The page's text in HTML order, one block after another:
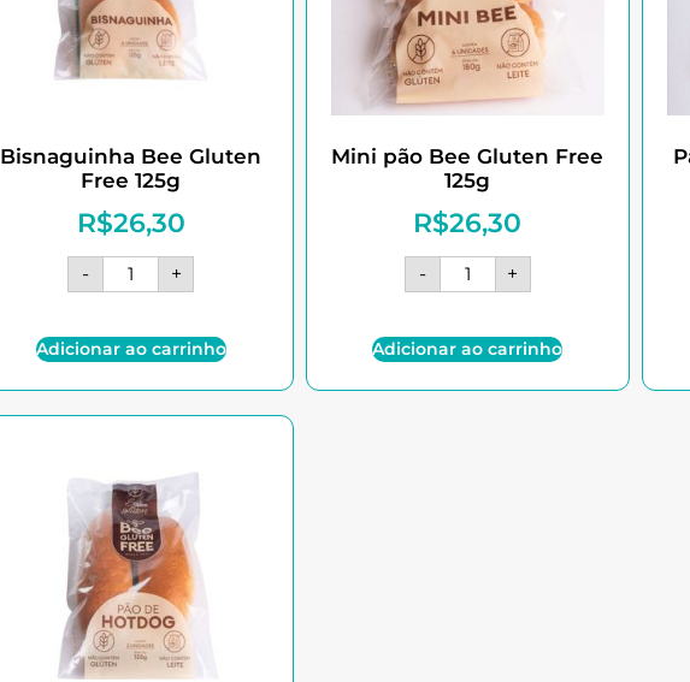
Bisnaguinha Bee Gluten
Free 125g
R$26,30
- +
Adicionar ao carrinho
Mini pão Bee Gluten Free
125g
R$26,30
- +
Adicionar ao carrinho